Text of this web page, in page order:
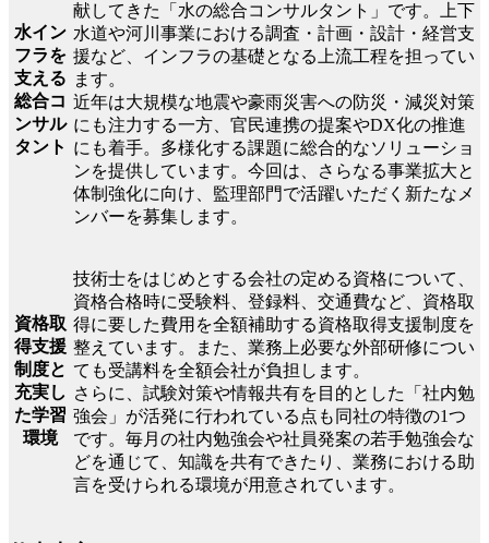
水イン
フラを
支える
総合コ
ンサル
タント
献してきた「水の総合コンサルタント」です。上下
水道や河川事業における調査・計画・設計・経営支
援など、インフラの基礎となる上流工程を担ってい
ます。
近年は大規模な地震や豪雨災害への防災・減災対策
にも注力する一方、官民連携の提案やDX化の推進
にも着手。多様化する課題に総合的なソリューショ
ンを提供しています。今回は、さらなる事業拡大と
体制強化に向け、監理部門で活躍いただく新たなメ
ンバーを募集します。
資格取
得支援
制度と
充実し
た学習
環境
技術士をはじめとする会社の定める資格について、
資格合格時に受験料、登録料、交通費など、資格取
得に要した費用を全額補助する資格取得支援制度を
整えています。また、業務上必要な外部研修につい
ても受講料を全額会社が負担します。
さらに、試験対策や情報共有を目的とした「社内勉
強会」が活発に行われている点も同社の特徴の1つ
です。毎月の社内勉強会や社員発案の若手勉強会な
どを通じて、知識を共有できたり、業務における助
言を受けられる環境が用意されています。